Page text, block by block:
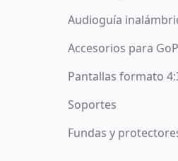
Audioguía
Accesorios para
Pantallas formato
Soportes
Fundas y